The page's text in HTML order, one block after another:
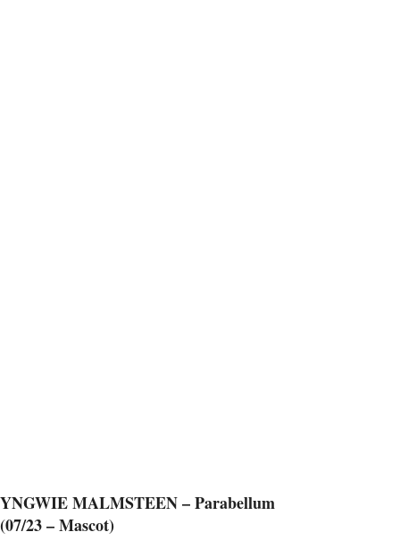
YNGWIE MALMSTEEN – Parabellum
(07/23 – Mascot)